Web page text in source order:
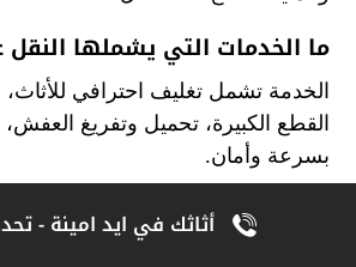
ما الخدمات التي يشملها النقل
الخدمة تشمل تغليف احترافي
القطع الكبيرة، تحميل وتفريغ
بسرعة وأمان.
هل يتم استخدام مواد تغليف
أثاثك في ايد امينة -